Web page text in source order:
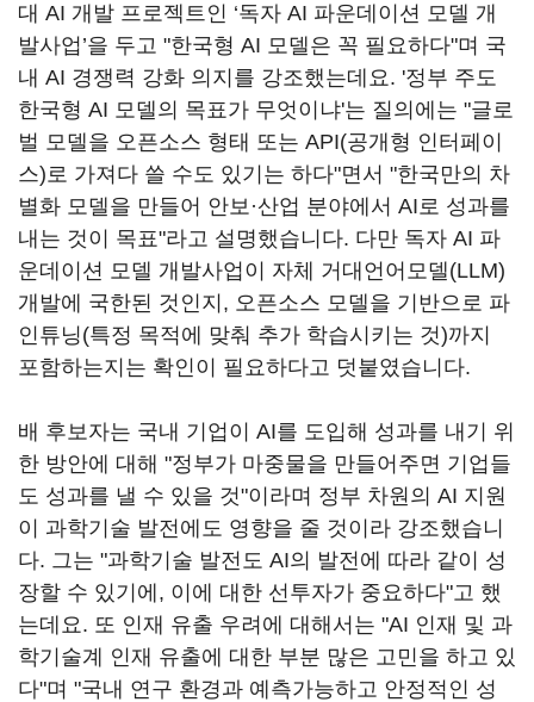
대 AI 개발 프로젝트인 ‘독자 AI 파운데이션 모델 개
발사업’을 두고 "한국형 AI 모델은 꼭 필요하다"며 국
내 AI 경쟁력 강화 의지를 강조했는데요. '정부 주도
한국형 AI 모델의 목표가 무엇이냐'는 질의에는 "글로
벌 모델을 오픈소스 형태 또는 API(공개형 인터페이
스)로 가져다 쓸 수도 있기는 하다"면서 "한국만의 차
별화 모델을 만들어 안보·산업 분야에서 AI로 성과를
내는 것이 목표"라고 설명했습니다. 다만 독자 AI 파
운데이션 모델 개발사업이 자체 거대언어모델(LLM)
개발에 국한된 것인지, 오픈소스 모델을 기반으로 파
인튜닝(특정 목적에 맞춰 추가 학습시키는 것)까지
포함하는지는 확인이 필요하다고 덧붙였습니다.
배 후보자는 국내 기업이 AI를 도입해 성과를 내기 위
한 방안에 대해 "정부가 마중물을 만들어주면 기업들
도 성과를 낼 수 있을 것"이라며 정부 차원의 AI 지원
이 과학기술 발전에도 영향을 줄 것이라 강조했습니
다. 그는 "과학기술 발전도 AI의 발전에 따라 같이 성
장할 수 있기에, 이에 대한 선투자가 중요하다"고 했
는데요. 또 인재 유출 우려에 대해서는 "AI 인재 및 과
학기술계 인재 유출에 대한 부분 많은 고민을 하고 있
다"며 "국내 연구 환경과 예측가능하고 안정적인 성